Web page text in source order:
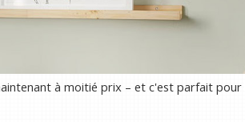
à moitié prix – et c'est parfait pour